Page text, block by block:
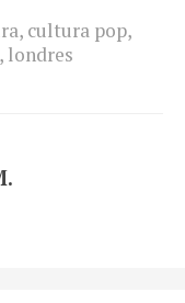
, cultura pop,
, londres